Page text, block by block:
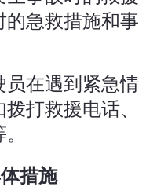
急救措施和事
员在遇到紧急情
打救援电话、
措施